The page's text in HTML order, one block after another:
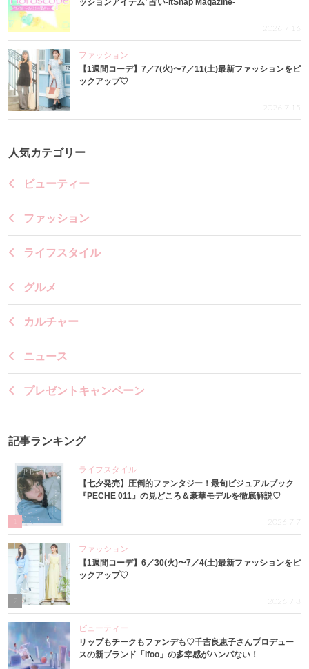
ッションアイテム”占い-itSnap Magazine-
2026.7.16
ファッション
【1週間コーデ】7／7(火)〜7／11(土)最新ファッションをピ
ックアップ♡
2026.7.15
人気カテゴリー
ビューティー
ファッション
ライフスタイル
グルメ
カルチャー
ニュース
プレゼントキャンペーン
記事ランキング
ライフスタイル
【七夕発売】圧倒的ファンタジー！最旬ビジュアルブック
『PECHE 011』の見どころ＆豪華モデルを徹底解説♡
2026.7.7
ファッション
【1週間コーデ】6／30(火)〜7／4(土)最新ファッションをピ
ックアップ♡
2026.7.8
ビューティー
リップもチークもファンデも♡千吉良恵子さんプロデュー
スの新ブランド「ifoo」の多幸感がハンパない！